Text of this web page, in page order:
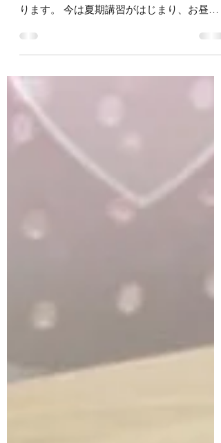
暑いですね～！ 日中は、暑くてクラクラし
ります。 今は夏期講習がはじまり、お昼間
から、子供たちの声が賑やかです。 朝から
レッスン頑張ってますが、今日の言葉の力も